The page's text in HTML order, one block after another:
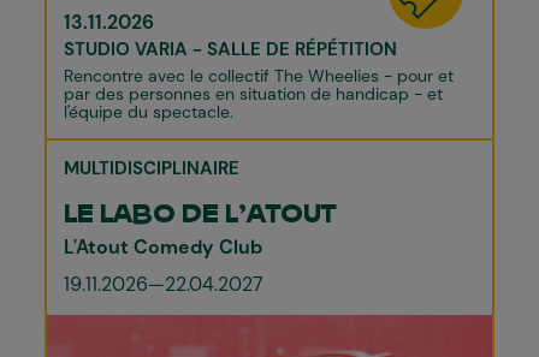
13.11.2026
STUDIO VARIA - SALLE DE RÉPÉTITION
Rencontre avec le collectif The Wheelies - pour et
par des personnes en situation de handicap - et
l'équipe du spectacle.
MULTIDISCIPLINAIRE
LE LABO DE L’ATOUT
L'Atout Comedy Club
19.11.2026—22.04.2027